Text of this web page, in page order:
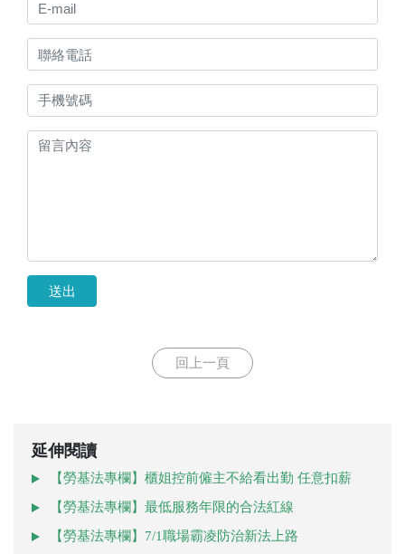
送出
回上一頁
延伸閱讀
【勞基法專欄】櫃姐控前僱主不給看出勤 任意扣薪
【勞基法專欄】最低服務年限的合法紅線
【勞基法專欄】7/1職場霸凌防治新法上路